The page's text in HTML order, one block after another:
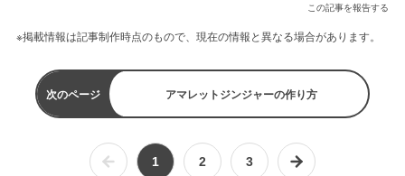
この記事を報告する
※掲載情報は記事制作時点のもので、現在の情報と異なる場合があります。
次のページ アマレットジンジャーの作り方
1 2 3